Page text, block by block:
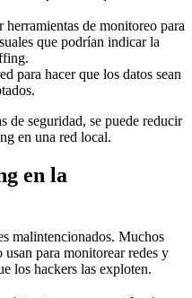
herramientas de monitoreo para
que podrían indicar la
para hacer que los datos sean
de seguridad, se puede reducir
en una red local.
en la
malintencionados. Muchos
para monitorear redes y
los hackers las exploten.